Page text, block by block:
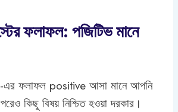
ফলাফল: পজিটিভ মানে
ফলাফল positive আসা মানে আপনি
কিছু বিষয় নিশ্চিত হওয়া দরকার।